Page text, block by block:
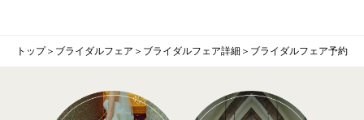
トップ＞ ブライダルフェア ＞ ブライダルフェア詳細 ＞ ブライダルフェア予約